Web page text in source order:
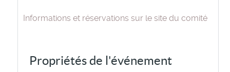
Informations et réservations sur le site du comité
Propriétés de l'événement